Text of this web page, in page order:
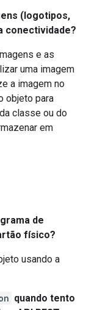
(logotipos,
conectividade?
e as
uma imagem
a imagem no
objeto para
classe ou do
em
de
físico?
usando a
quando tento